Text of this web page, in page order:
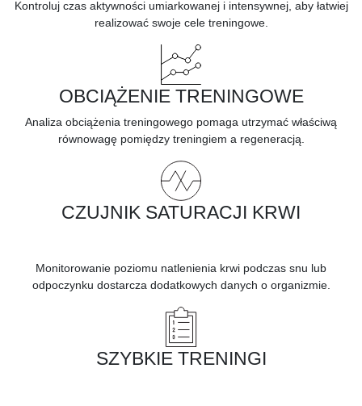
Kontroluj czas aktywności umiarkowanej i intensywnej, aby łatwiej
realizować swoje cele treningowe.
OBCIĄŻENIE TRENINGOWE
Analiza obciążenia treningowego pomaga utrzymać właściwą
równowagę pomiędzy treningiem a regeneracją.
CZUJNIK SATURACJI KRWI
Monitorowanie poziomu natlenienia krwi podczas snu lub
odpoczynku dostarcza dodatkowych danych o organizmie.
SZYBKIE TRENINGI